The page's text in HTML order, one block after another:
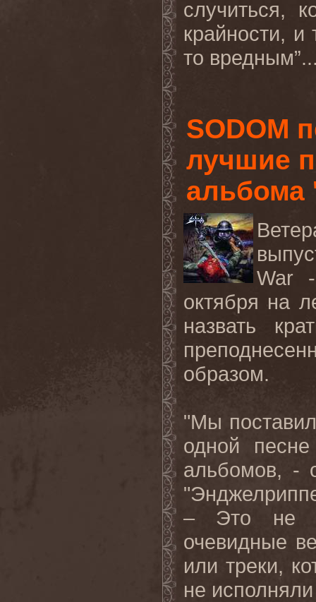
случиться,
крайности,
то
SODOM
лучшие
альбома
War
октября на
назвать
образом.
"Мы
одной
альбомов, -
– Это не
очевидные
или треки,
не